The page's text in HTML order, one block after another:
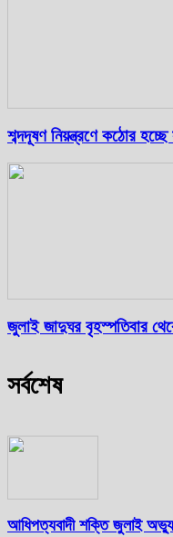
শব্দদূষণ নিয়ন্ত্রণে কঠোর
জুলাই জাদুঘর বৃহস্পতিবার
সর্বশেষ
আধিপত্যবাদী শক্তি জুলাই